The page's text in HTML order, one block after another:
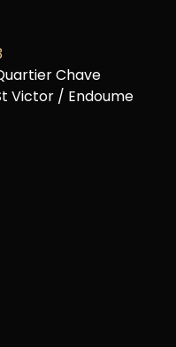
Chave
Victor / Endoume